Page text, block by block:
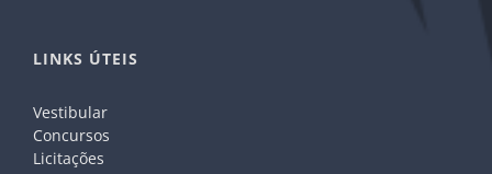
LINKS ÚTEIS
Vestibular
Concursos
Licitações